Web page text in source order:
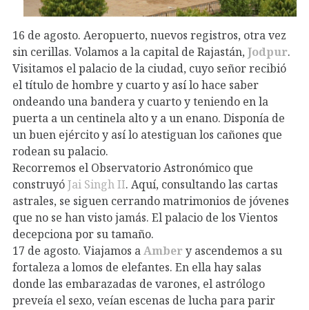
16 de agosto. Aeropuerto, nuevos registros, otra vez
sin cerillas. Volamos a la capital de Rajastán, Jodpur.
Visitamos el palacio de la ciudad, cuyo señor recibió
el título de hombre y cuarto y así lo hace saber
ondeando una bandera y cuarto y teniendo en la
puerta a un centinela alto y a un enano. Disponía de
un buen ejército y así lo atestiguan los cañones que
rodean su palacio.
Recorremos el Observatorio Astronómico que
construyóJai Singh II. Aquí, consultando las cartas
astrales, se siguen cerrando matrimonios de jóvenes
que no se han visto jamás. El palacio de los Vientos
decepciona por su tamaño.
17 de agosto. Viajamos aAmbery ascendemos a su
fortaleza a lomos de elefantes. En ella hay salas
donde las embarazadas de varones, el astrólogo
preveía el sexo, veían escenas de lucha para parir